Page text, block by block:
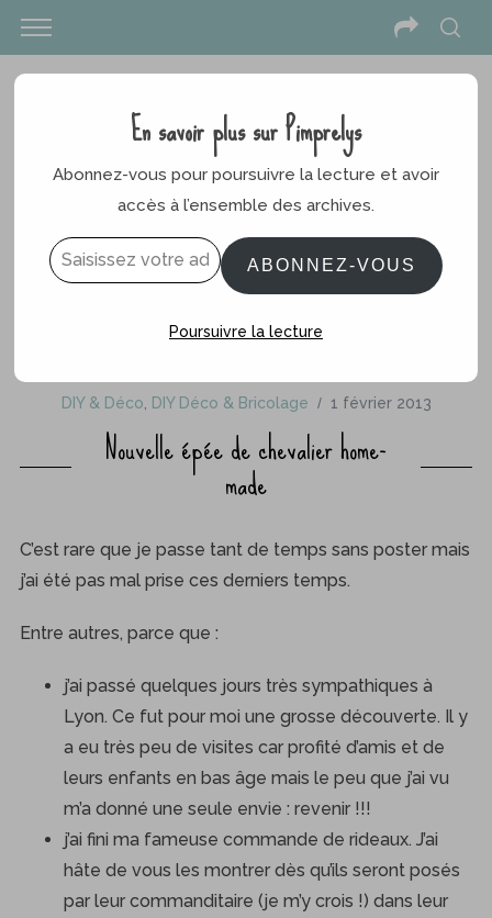
DIY & Déco DIY Déco & Bricolage 1 février 2013
Nouvelle épée de chevalier home-
made
C’est rare que je passe tant de temps sans poster mais
j’ai été pas mal prise ces derniers temps.
Entre autres, parce que :
j’ai passé quelques jours très sympathiques à
Lyon. Ce fut pour moi une grosse découverte. Il y
a eu très peu de visites car profité d’amis et de
leurs enfants en bas âge mais le peu que j’ai vu
m’a donné une seule envie : revenir !!!
j’ai fini ma fameuse commande de rideaux. J’ai
hâte de vous les montrer dès qu’ils seront posés
par leur commanditaire (je m’y crois !) dans leur
En savoir plus sur Pimprelys
Abonnez-vous pour poursuivre la lecture et avoir
accès à l’ensemble des archives.
ABONNEZ-VOUS
Poursuivre la lecture